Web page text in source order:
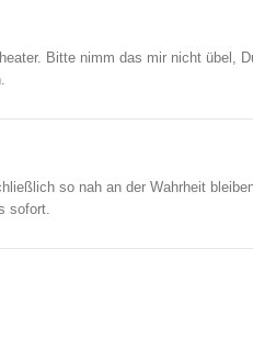
Bitte nimm das mir nicht übel,
so nah an der Wahrheit
sofort.